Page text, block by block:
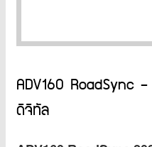
ADV160 RoadSync
ดิจิทัล